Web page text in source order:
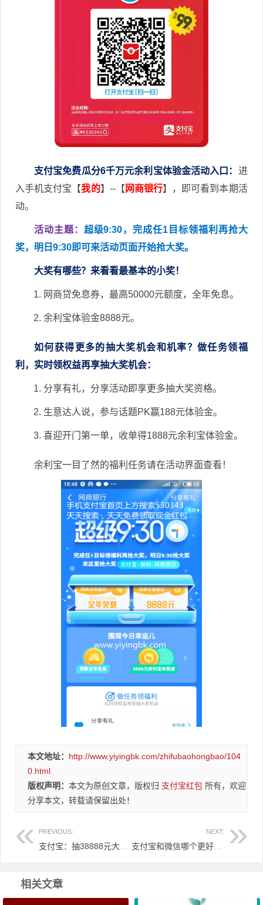
支付宝免费瓜分6千万元余利宝体验金活动入口： 进
入手机支付宝【我的】--【 网商银行】，即可看到本期活
动。
活动主题： 超级9:30，完成任1目标领福利再抢大
奖，明日9:30即可来活动页面开始抢大奖。
大奖有哪些？来看看最基本的小奖！
网商贷免息券，最高50000元额度，全年免息。
余利宝体验金8888元。
如何获得更多的抽大奖机会和机率？做任务领福
利，实时领权益再享抽大奖机会：
分享有礼，分享活动即享更多抽大奖资格。
生意达人说，参与话题PK赢188元体验金。
喜迎开门第一单，收单得1888元余利宝体验金。
余利宝一目了然的福利任务请在活动界面查看！
本文地址： http://www.yiyingbk.com/zhifubaohongbao/104
0.html
版权声明： 本文为原创文章，版权归 支付宝红包 所有，欢迎
分享本文，转载请保留出处！
PREVIOUS: NEXT:
支付宝和微信哪个更好？就拿红包作一下比较！
相关文章